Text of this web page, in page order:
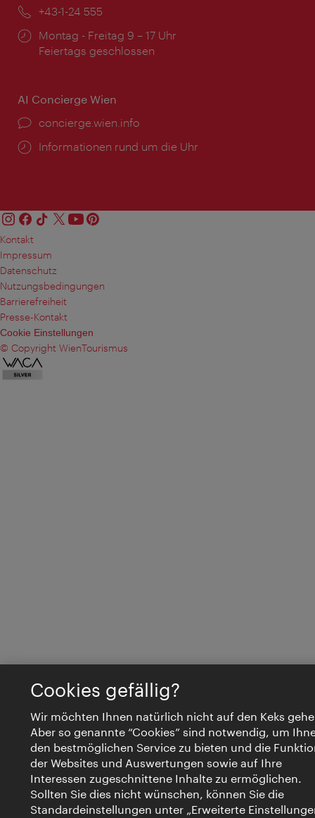
Telefon:
+43-1-24 555
Öffnungszeiten:
Montag - Freitag 9 – 17 Uhr
Feiertags geschlossen
AI Concierge Wien
Ort:
concierge.wien.info
Öffnungszeiten:
Informationen rund um die Uhr
Kontakt
Impressum
Datenschutz
Nutzungsbedingungen
Barrierefreiheit
Presse-Kontakt
Cookie Einstellungen
© Copyright WienTourismus
Cookies gefällig?
Wir möchten Ihnen natürlich nicht auf den Keks
Aber so genannte “Cookies” sind notwendig, um
den bestmöglichen Service zu bieten und die
der Websites und Auswertungen sowie auf Ihre
Interessen zugeschnittene Inhalte zu ermöglichen.
Sollten Sie dies nicht wünschen, können Sie die
Standardeinstellungen unter „Erweiterte